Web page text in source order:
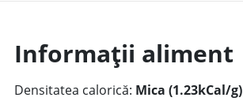
Informații aliment
Densitatea calorică: Mica (1.23kCal/g)